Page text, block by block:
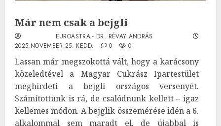
Már nem csak a bejgli
EUROASTRA - DR. RÉVAY ANDRÁS
2025.NOVEMBER.25. KEDD.
0 0
Lassan már megszokottá vált, hogy a karácsony
közeledtével a Magyar Cukrász Ipartestület
meghirdeti a bejgli országos versenyét.
Számítottunk is rá, de csalódnunk kellett – igaz
kellemes módon. A bejglik összemérése idén a 6.
alkalommal sem maradt el, de újabbal is